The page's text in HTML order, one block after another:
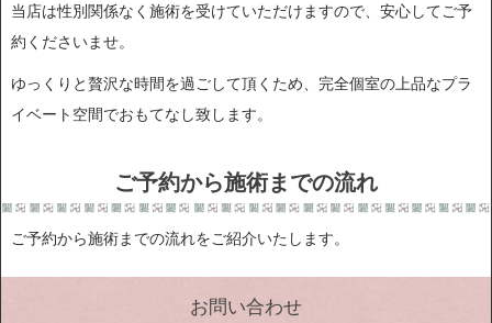
当店は性別関係なく施術を受けていただけますので、安心してご予
約くださいませ。
ゆっくりと贅沢な時間を過ごして頂くため、完全個室の上品なプラ
イベート空間でおもてなし致します。
ご予約から施術までの流れ
ご予約から施術までの流れをご紹介いたします。
お問い合わせ